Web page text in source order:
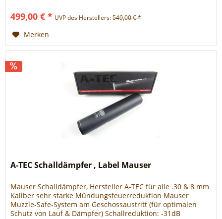
für Magnum-Kaliber verwendbar. Dieser Moderator...
499,00 € * UVP des Herstellers:549,00 € *
Merken
A-TEC Schalldämpfer , Label Mauser
Mauser Schalldämpfer, Hersteller A-TEC für alle .30 & 8 mm
Kaliber sehr starke Mündungsfeuerreduktion Mauser
Muzzle-Safe-System am Geschossaustritt (für optimalen
Schutz von Lauf & Dämpfer) Schallreduktion: -31dB